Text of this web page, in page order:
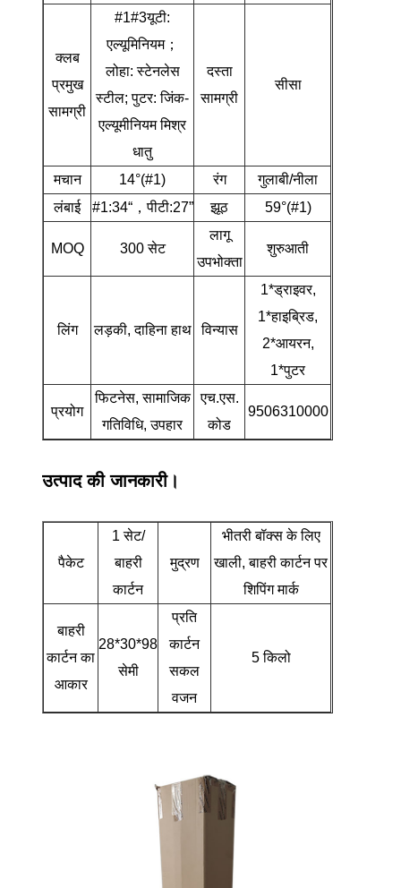
क्लब
प्रमुख
सामग्री
#1#3यूटी:
एल्यूमिनियम；
लोहा: स्टेनलेस
स्टील; पुटर: जिंक-
एल्यूमीनियम मिश्र
धातु
दस्ता
सामग्री
सीसा
मचान 14°(#1) रंग
गुलाबी/नीला
लंबाई
#1:34“，पीटी:27” झूठ 59°(#1)
MOQ 300 सेट
लागू
उपभोक्ता
शुरुआती
लिंग लड़की, दाहिना हाथ विन्यास
1*ड्राइवर,
1*हाइब्रिड,
2*आयरन,
1*पुटर
प्रयोग
फिटनेस, सामाजिक
गतिविधि, उपहार
एच.एस.
कोड
9506310000
उत्पाद की जानकारी।
पैकेट
1 सेट/
बाहरी
कार्टन
मुद्रण
भीतरी बॉक्स के लिए
खाली, बाहरी कार्टन पर
शिपिंग मार्क
बाहरी
कार्टन का
आकार
28*30*98
सेमी
प्रति
कार्टन
सकल
वजन
5 किलो